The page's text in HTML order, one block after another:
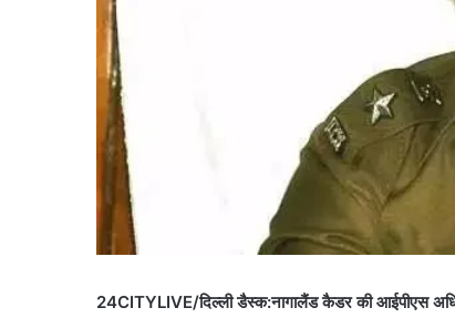
24CITYLIVE/दिल्ली डैस्क:नागालैंड कैडर की आईपीएस